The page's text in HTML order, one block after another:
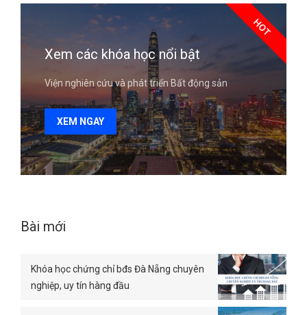
Xem các khóa học nổi bật
Viện nghiên cứu và phát triển Bất động sản
XEM NGAY
HOT
Bài mới
Khóa học chứng chỉ bđs Đà Nẵng chuyên
nghiệp, uy tín hàng đầu